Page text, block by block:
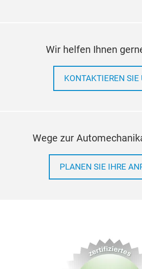
Wir helfen Ihnen
KONTAKTIEREN SIE
Wege zur
PLANEN SIE IHRE